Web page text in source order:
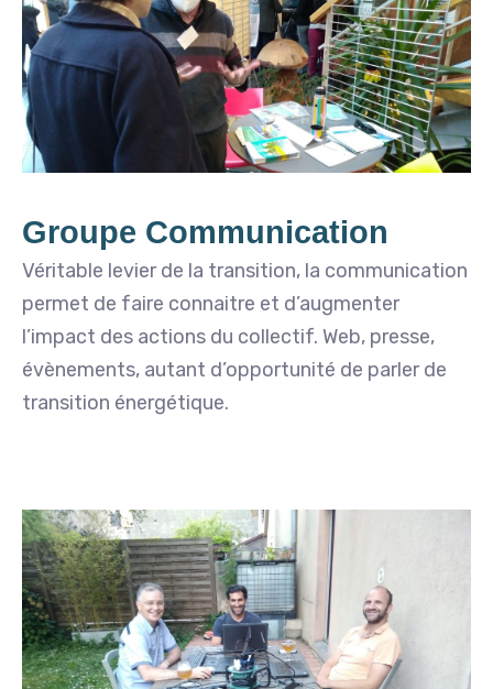
Groupe Communication
Véritable levier de la transition, la communication
permet de faire connaitre et d’augmenter
l’impact des actions du collectif. Web, presse,
évènements, autant d’opportunité de parler de
transition énergétique.